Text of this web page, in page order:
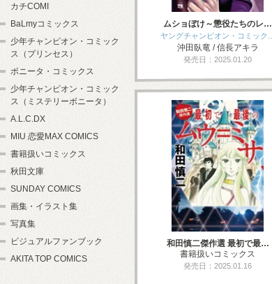
ムショぼけ～懲役たちのレ…
ヤングチャンピオン・コミック…
沖田臥竜 / 信長アキラ
発売日：2025.01.20
和田慎二傑作選 最初で最…
書籍扱いコミックス
発売日：2025.01.16
カチCOMI
BaLmyコミックス
少年チャンピオン・コミック
ス（プリンセス）
ボニータ・コミックス
少年チャンピオン・コミック
ス（ミステリーボニータ）
A.L.C.DX
MIU 恋愛MAX COMICS
書籍扱いコミックス
秋田文庫
SUNDAY COMICS
画集・イラスト集
写真集
ビジュアルファンブック
AKITA TOP COMICS